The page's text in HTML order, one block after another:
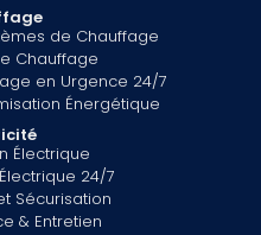
de Chauffage
Chauffage
en Urgence 24/7
Énergétique
Électrique
24/7
Sécurisation
& Entretien